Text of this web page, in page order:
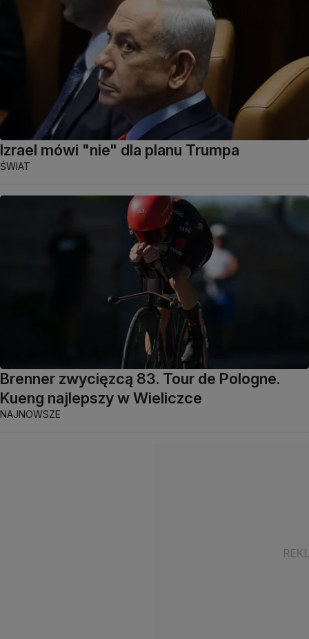
Izrael mówi "nie" dla planu Trumpa
ŚWIAT
Brenner zwycięzcą 83. Tour de Pologne.
Kueng najlepszy w Wieliczce
NAJNOWSZE